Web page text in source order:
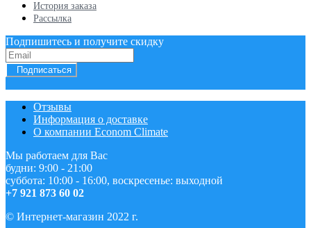
История заказа
Рассылка
Подпишитесь и получите скидку
Подписаться
Отзывы
Информация о доставке
О компании Econom Climate
Мы работаем для Вас
будни: 9:00 - 21:00
суббота: 10:00 - 16:00, воскресенье: выходной
+7 921 873 60 02
© Интернет-магазин 2022 г.